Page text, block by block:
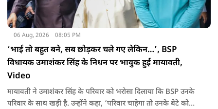
06 Aug, 2026 08:05 PM
‘भाई तो बहुत बने, सब छोड़कर चले गए लेकिन…’, BSP
विधायक उमाशंकर सिंह के निधन पर भावुक हुईं मायावती,
Video
मायावती ने उमाशंकर सिंह के परिवार को भरोसा दिलाया कि BSP उनके
परिवार के साथ खड़ी है. उन्होंने कहा, ‘परिवार चाहेगा तो उनके बेटे को